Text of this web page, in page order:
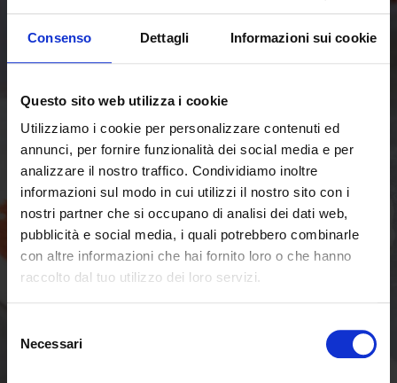
Consenso Dettagli Informazioni sui cookie
Questo sito web utilizza i cookie
Utilizziamo i cookie per personalizzare contenuti ed
annunci, per fornire funzionalità dei social media e per
analizzare il nostro traffico. Condividiamo inoltre
informazioni sul modo in cui utilizzi il nostro sito con i
nostri partner che si occupano di analisi dei dati web,
pubblicità e social media, i quali potrebbero combinarle
con altre informazioni che hai fornito loro o che hanno
raccolto dal tuo utilizzo dei loro servizi.
delNecessari